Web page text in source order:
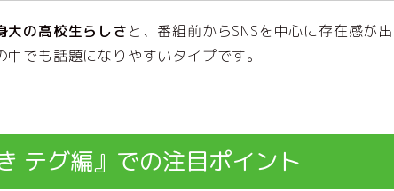
大の高校生らしさと、番組前からSNSを中心に存在感が
中でも話題になりやすいタイプです。
テグ編』での注目ポイント